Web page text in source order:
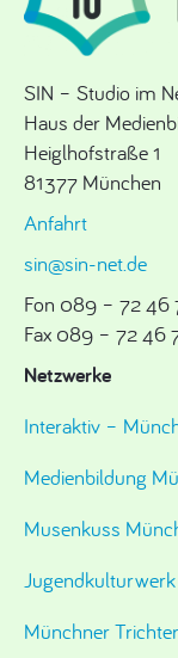
SIN – Studio im
Haus der
Heiglhofstraße 1
81377 München
Anfahrt
sin@sin-net.de
Fon 089 – 72 46
Fax 089 – 72 46
Netzwerke
Interaktiv –
Medienbildung
Musenkuss
Jugendkulturwerk
Münchner Trichter